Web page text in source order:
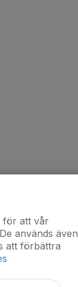
för att vår
används även
att förbättra